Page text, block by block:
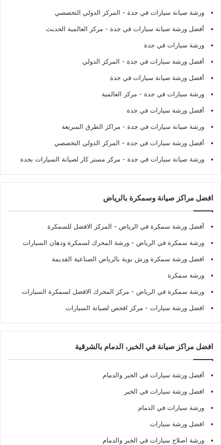
ورشة صيانة سيارات في جدة - المركز الدولي التخصصي
أفضل ورشة صيانة سيارات في جدة - مركز العالمية الحديث
ورشة سيارات في جدة
أفضل ورشة سيارات في جدة - المركز الدولي
أفضل ورشة صيانة سيارات في جدة
ورشة سيارات في جدة - مركز العالمية
أفضل ورشة سيارات في جدة
ورشة صيانة سيارات في جدة - مراكز الطرق السريعة
أفضل ورشة سيارات في جدة - المركز الدولي التخصصي
ورشة صيانة سيارات في جدة - مركز مستر كار لصيانة السيارات بجدة
افضل مراكز صيانة وسمكرة بالرياض
أفضل ورشة سمكرة في الرياض - المركز الافضل للسمكرة
ورشة سمكرة في الرياض - ورشة المحرك لسمكرة ودهان السيارات
افضل ورشة سمكرة ورش بوية بالرياض الصناعية القديمة
ورشة سمكرة
ورشة سمكرة في الرياض - مركز المحرك الافضل لسمكرة السيارات
افضل ورشة سيارات - مركز افحص لصيانة السيارات
افضل مراكز صيانة في الخبر، الدمام بالشرقية
أفضل ورشة سيارات في الخبر والدمام
افضل ورشة سيارات في الخبر
ورشة سيارات في الدمام
افضل ورشة سيارات
ورشة اصلاح سيارات في الخبر والدمام